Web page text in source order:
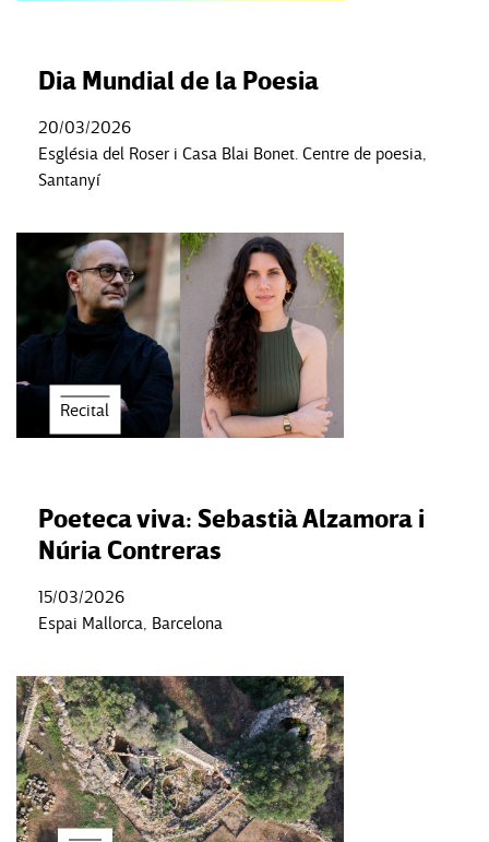
Dia Mundial de la Poesia
20/03/2026
Església del Roser i Casa Blai Bonet. Centre de poesia,
Santanyí
Recital
Poeteca viva: Sebastià Alzamora i
Núria Contreras
15/03/2026
Espai Mallorca, Barcelona